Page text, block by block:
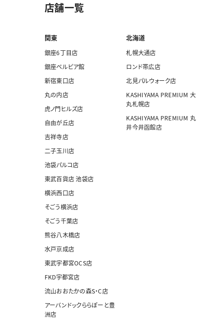
店舗一覧
関東
銀座6丁目店
銀座ベルビア館
新宿東口店
丸の内店
虎ノ門ヒルズ店
自由が丘店
吉祥寺店
二子玉川店
池袋パルコ店
東武百貨店 池袋店
横浜西口店
そごう横浜店
そごう千葉店
熊谷八木橋店
水戸京成店
東武宇都宮OCS店
FKD宇都宮店
流山おおたかの森S・C店
アーバンドックららぽーと豊
洲店
北海道
札幌大通店
ロンド帯広店
北見パルウォーク店
KASHIYAMA PREMIUM 大
丸札幌店
KASHIYAMA PREMIUM 丸
井今井函館店